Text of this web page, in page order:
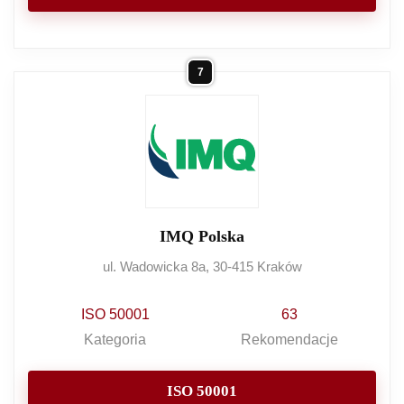
7
IMQ Polska
ul. Wadowicka 8a, 30-415 Kraków
ISO 50001
Kategoria
63
Rekomendacje
ISO 50001